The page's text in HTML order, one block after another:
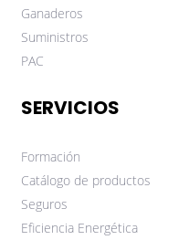
Ganaderos
Suministros
PAC
SERVICIOS
Formación
Catálogo de productos
Seguros
Eficiencia Energética